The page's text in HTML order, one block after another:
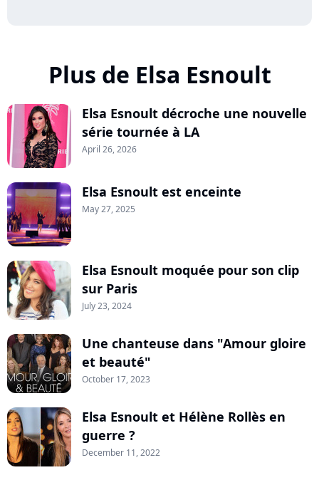
Plus de Elsa Esnoult
Elsa Esnoult décroche une nouvelle
série tournée à LA
April 26, 2026
Elsa Esnoult est enceinte
May 27, 2025
Elsa Esnoult moquée pour son clip
sur Paris
July 23, 2024
Une chanteuse dans "Amour gloire
et beauté"
October 17, 2023
Elsa Esnoult et Hélène Rollès en
guerre ?
December 11, 2022